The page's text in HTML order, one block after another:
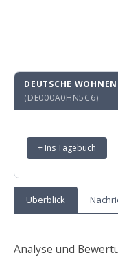
DEUTSCHE WOHNEN
(DE000A0HN5C6)
+ Ins Tagebuch
Überblick
Analyse und